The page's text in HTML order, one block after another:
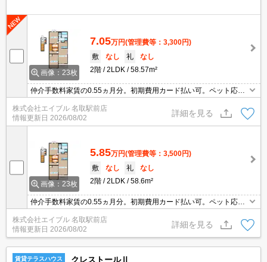
画像：23枚
7.05万円(管理費等：3,300円)
敷
なし 礼
なし
2階
2LDK 58.57m²
仲介手数料家賃の0.55ヵ月分。初期費用カード払い可。ペット応相
談。インターネット無料。追焚き機能付バス。浴室乾燥機付。TVイ
ンターホン付き。宅配ボックスあり。洗面化粧台付き。照明器具付
き。南向き。
株式会社エイブル 名取駅前店
情報更新日 2026/08/02
詳細を見る
画像：23枚
5.85万円(管理費等：3,500円)
敷
なし 礼
なし
2階
2LDK 58.6m²
仲介手数料家賃の0.55ヵ月分。初期費用カード払い可。ペット応相
談。インターネット無料。追焚き機能付バス。浴室乾燥機付。TVイ
ンターホン付き。宅配ボックスあり。洗面化粧台付き。照明器具付
き。南向き。
株式会社エイブル 名取駅前店
情報更新日 2026/08/02
詳細を見る
賃貸テラスハウス クレストールⅡ